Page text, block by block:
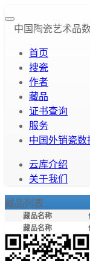
中国陶瓷艺术品
首页
搜瓷
作者
藏品
证书查询
服务
中国外销瓷数
云库介绍
关于我们
藏品列表
藏品名称
藏品名称